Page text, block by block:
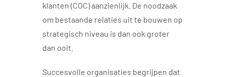
klanten (COC) aanzienlijk. De noodzaak
om bestaande relaties uit te bouwen op
strategisch niveau is dan ook groter
dan ooit.
Succesvolle organisaties begrijpen dat